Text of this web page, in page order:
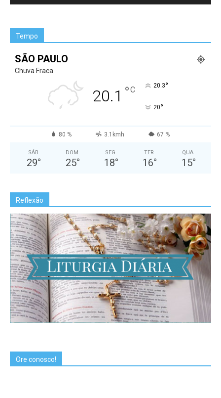
Tempo
SÃO PAULO
Chuva Fraca
20.1 °C 20.3°
20°
80 % 3.1kmh 67 %
SÁB
29°
DOM
25°
SEG
18°
TER
16°
QUA
15°
Reflexão
Ore conosco!